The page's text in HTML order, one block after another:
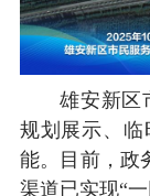
雄安新区
规划展示、临
能。目前，政
渠道已实现“